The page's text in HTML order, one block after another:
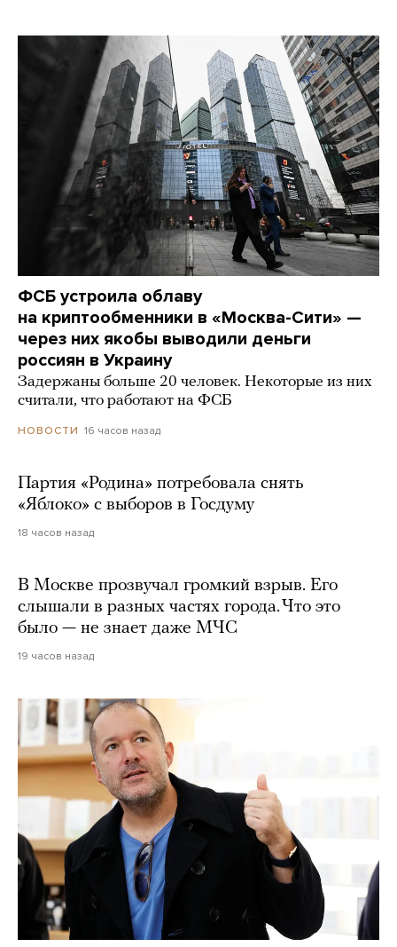
ФСБ устроила облаву
на криптообменники в «Москва-Сити» —
через них якобы выводили деньги
россиян в Украину
Задержаны больше 20 человек. Некоторые из них
считали, что работают на ФСБ
НОВОСТИ 16 часов назад
Партия «Родина» потребовала снять
«Яблоко» с выборов в Госдуму
18 часов назад
В Москве прозвучал громкий взрыв. Его
слышали в разных частях города. Что это
было — не знает даже МЧС
19 часов назад